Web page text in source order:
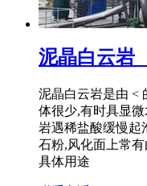
泥晶白云岩
泥晶白云岩是由 <
体很少,有时具显
岩遇稀盐酸缓慢起
石粉,风化面上常
具体用途